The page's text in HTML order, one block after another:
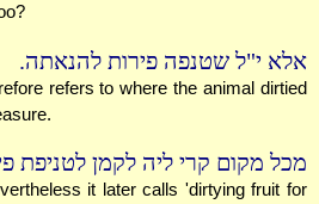
אלא י"ל שטנפה פירות להנאתה.
refers to where the animal dirtied
מכל מקום קרי ליה לקמן לטניפת
it later calls 'dirtying fruit for